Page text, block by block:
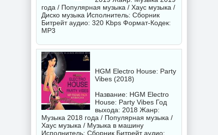
года / Популярная музыка / Хаус музыка /
Диско музыка Исполнитель: Сборник
Битрейт аудио: 320 Kbps Формат-Кодек:
MP3
HGM Electro House: Party
Vibes (2018)
Название: HGM Electro
House: Party Vibes Год
выхода: 2018 Жанр:
Музыка 2018 года / Популярная музыка /
Хаус музыка / Музыка в машину
Исполнитель: Сборник Битрейт аудио: